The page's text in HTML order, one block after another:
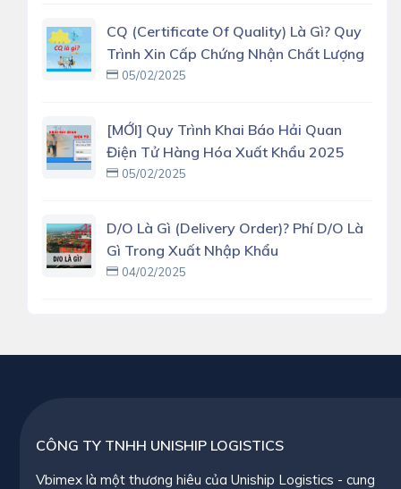
CQ (Certificate Of Quality) Là Gì? Quy
Trình Xin Cấp Chứng Nhận Chất Lượng
05/02/2025
[MỚI] Quy Trình Khai Báo Hải Quan
Điện Tử Hàng Hóa Xuất Khẩu 2025
05/02/2025
D/O Là Gì (delivery Order)? Phí D/O Là
Gì Trong Xuất Nhập Khẩu
04/02/2025
CÔNG TY TNHH UNISHIP LOGISTICS
Vbimex là một thương hiêu của Uniship Logistics - cung